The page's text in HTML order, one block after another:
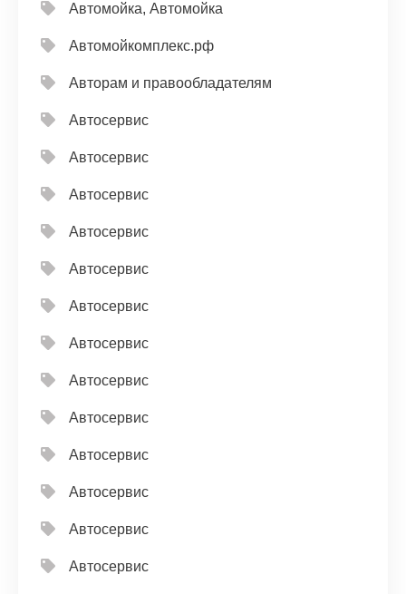
Автомойка, Автомойка
Автомойкомплекс.рф
Авторам и правообладателям
Автосервис
Автосервис
Автосервис
Автосервис
Автосервис
Автосервис
Автосервис
Автосервис
Автосервис
Автосервис
Автосервис
Автосервис
Автосервис